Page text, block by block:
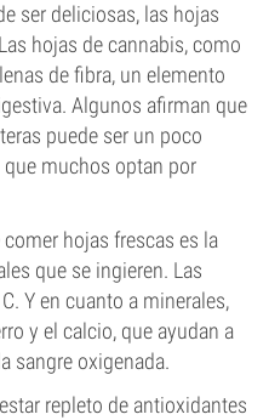
ser deliciosas, las hojas
hojas de cannabis, como
de fibra, un elemento
Algunos afirman que
puede ser un poco
muchos optan por
hojas frescas es la
que se ingieren. Las
Y en cuanto a minerales,
y el calcio, que ayudan a
sangre oxigenada.
repleto de antioxidantes